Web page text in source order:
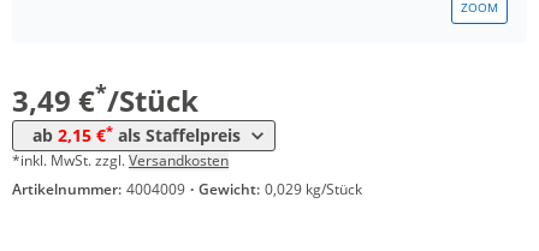
ZOOM
3,49 €*/Stück
ab 2,15 €* als Staffelpreis
*inkl. MwSt. zzgl.Versandkosten
Artikelnummer: 4004009 · Gewicht: 0,029 kg/Stück